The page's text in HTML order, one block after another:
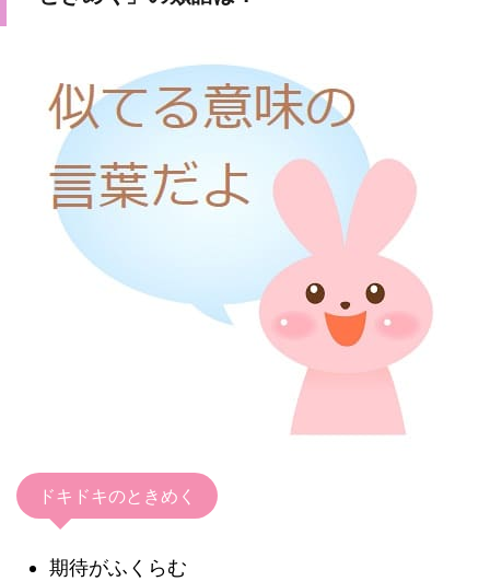
ドキドキのときめく
期待がふくらむ